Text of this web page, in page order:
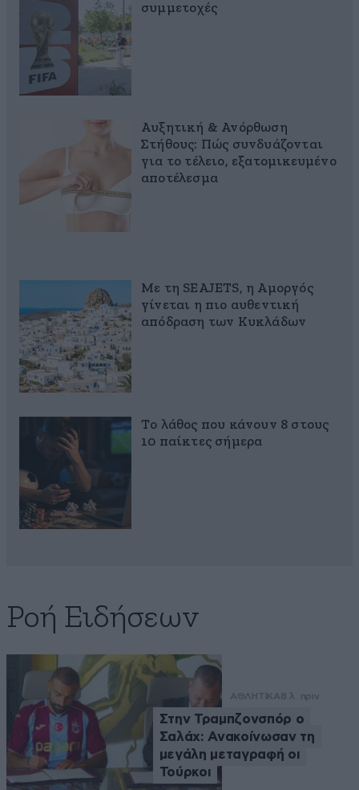
συμμετοχές
Αυξητική & Ανόρθωση
Στήθους: Πώς συνδυάζονται
για το τέλειο, εξατομικευμένο
αποτέλεσμα
Με τη SEAJETS, η Αμοργός
γίνεται η πιο αυθεντική
απόδραση των Κυκλάδων
Το λάθος που κάνουν 8 στους
10 παίκτες σήμερα
Ροή Ειδήσεων
ΑΘΛΗΤΙΚΑ8 λ. πριν
Στην Τραμπζονσπόρ ο
Σαλάχ: Ανακοίνωσαν τη
μεγάλη μεταγραφή οι
Τούρκοι